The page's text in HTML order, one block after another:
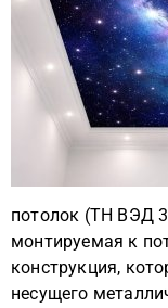
потолок (ТН ВЭД
монтируемая к
конструкция,
несущего